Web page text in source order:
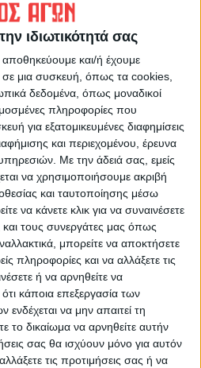
ιδιωτικότητά σας
αποθηκεύουμε και/ή έχουμε
μια συσκευή, όπως τα cookies,
δεδομένα, όπως μοναδικοί
πληροφορίες που
για εξατομικευμένες διαφημίσεις
και περιεχομένου, έρευνα
Με την άδειά σας, εμείς
να χρησιμοποιήσουμε ακριβή
και ταυτοποίησης μέσω
να κάνετε κλικ για να συναινέσετε
τους συνεργάτες μας όπως
μπορείτε να αποκτήσετε
πληροφορίες και να αλλάξετε τις
ή να αρνηθείτε να
κάποια επεξεργασία των
να μην απαιτεί τη
το δικαίωμα να αρνηθείτε αυτήν
σας θα ισχύουν μόνο για αυτόν
τις προτιμήσεις σας ή να
εκδηλώσεις που
Δήμος Καρδίτσας, η
το
και ο
Καρδίτσας.